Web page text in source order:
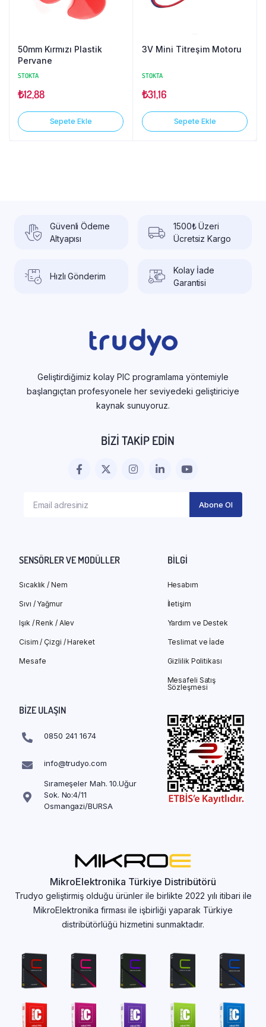
50mm Kırmızı Plastik
Pervane
STOKTA
₺12,88
Sepete Ekle
3V Mini Titreşim Motoru
STOKTA
₺31,16
Sepete Ekle
Güvenli Ödeme
Altyapısı
1500₺ Üzeri
Ücretsiz Kargo
Hızlı Gönderim
Kolay İade
Garantisi
Geliştirdiğimiz kolay PIC programlama yöntemiyle
başlangıçtan profesyonele her seviyedeki geliştiriciye
kaynak sunuyoruz.
BIZI TAKIP EDIN
SENSÖRLER VE MODÜLLER
Sıcaklık / Nem
Sıvı / Yağmur
Işık / Renk / Alev
Cisim / Çizgi / Hareket
Mesafe
BILGI
Hesabım
İletişim
Yardım ve Destek
Teslimat ve İade
Gizlilik Politikası
Mesafeli Satış
Sözleşmesi
BIZE ULAŞIN
0850 241 1674
info@trudyo.com
Sırameşeler Mah. 10.Uğur
Sok. No:4/11
Osmangazi/BURSA
MikroElektronika Türkiye Distribütörü
Trudyo geliştirmiş olduğu ürünler ile birlikte 2022 yılı itibari ile
MikroElektronika firması ile işbirliği yaparak Türkiye
distribütörlüğü hizmetini sunmaktadır.